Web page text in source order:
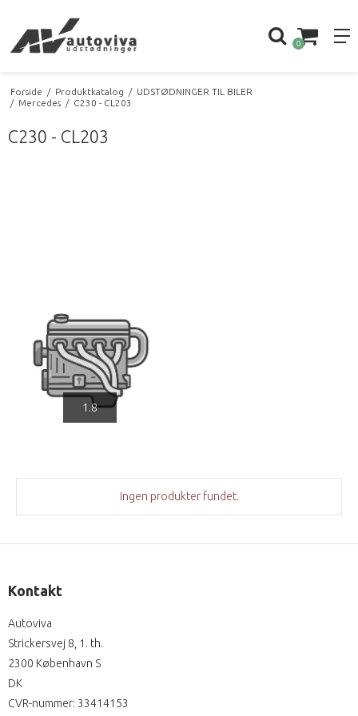
0
Forside / Produktkatalog / UDSTØDNINGER TIL BILER
/ Mercedes / C230 - CL203
C230 - CL203
1.8
Ingen produkter fundet.
Kontakt
Autoviva
Strickersvej 8, 1. th.
2300 København S
DK
CVR-nummer: 33414153